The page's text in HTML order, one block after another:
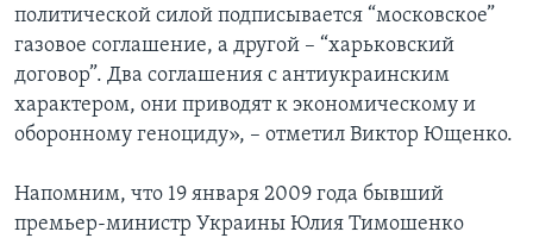
политической силой подписывается “московское”
газовое соглашение, а другой – “харьковский
договор”. Два соглашения с антиукраинским
характером, они приводят к экономическому и
оборонному геноциду», – отметил Виктор Ющенко.
Напомним, что 19 января 2009 года бывший
премьер-министр Украины Юлия Тимошенко